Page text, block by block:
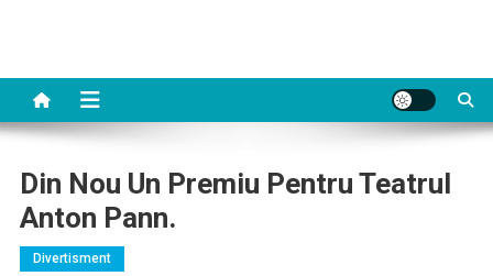
Din Nou Un Premiu Pentru Teatrul
Anton Pann.
Divertisment